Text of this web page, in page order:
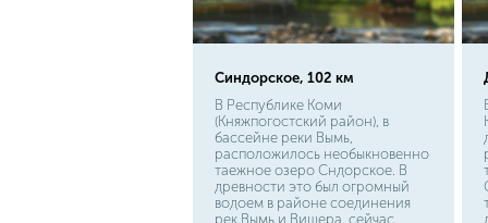
Синдорское, 102 км
В Республике Коми
(Княжпогостский район), в
бассейне реки Вымь,
расположилось необыкновенно
таежное озеро Сндорское. В
древности это был огромный
водоем в районе соединения
рек Вымь и Вишера, сейчас